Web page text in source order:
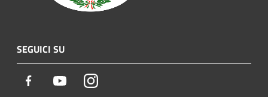
SEGUICI SU
Facebook YoutubeInstagram